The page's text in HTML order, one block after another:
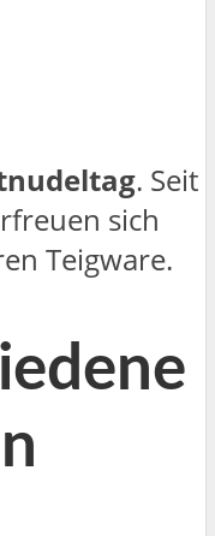
. Seit
sich
Teigware.